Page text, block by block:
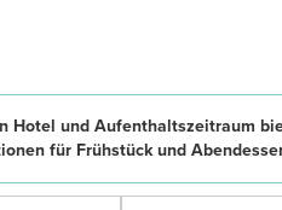
Hotel und Aufenthaltszeitraum
für Frühstück und